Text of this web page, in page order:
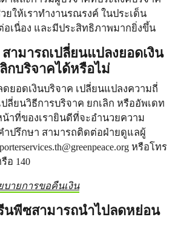
ยให้เราทำงานรณรงค์ ในประเด็น
อเนื่อง และมีประสิทธิภาพมากยิ่งขึ้น
ามารถเปลี่ยนแปลงยอดเงิน
กบริจาคได้หรือไม่
ยอดเงินบริจาค เปลี่ยนแปลงความถี่
ลี่ยนวิธีการบริจาค ยกเลิก หรืออัพเดท
าที่ของเรายินดีที่จะอำนวยความ
ำปรึกษา สามารถติดต่อฝ่ายดูแลผู้
หรือโทร
อ 140
บายการขอคืนเงิน
นพีซสามารถนำไปลดหย่อน